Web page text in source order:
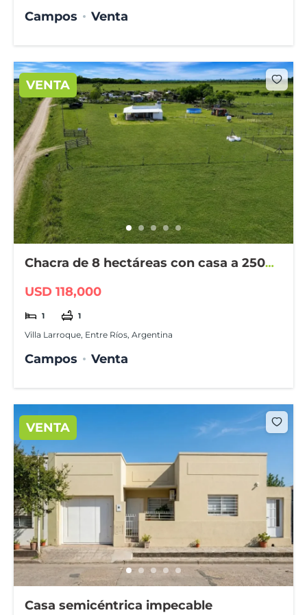
Campos Venta
VENTA
Chacra de 8 hectáreas con casa a 2500
USD 118,000
1 1
Villa Larroque, Entre Ríos, Argentina
Campos Venta
VENTA
Casa semicéntrica impecable